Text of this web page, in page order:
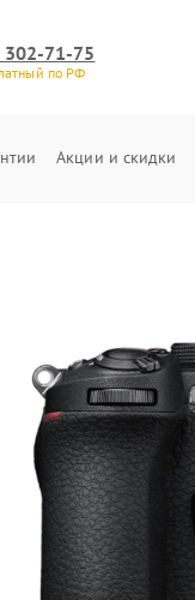
302-71-75
по РФ
Акции и скидки